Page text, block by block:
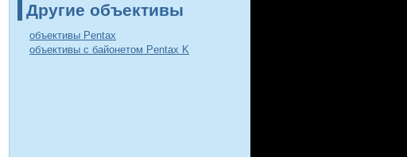
Другие объективы
объективы Pentax
объективы с байонетом Pentax K